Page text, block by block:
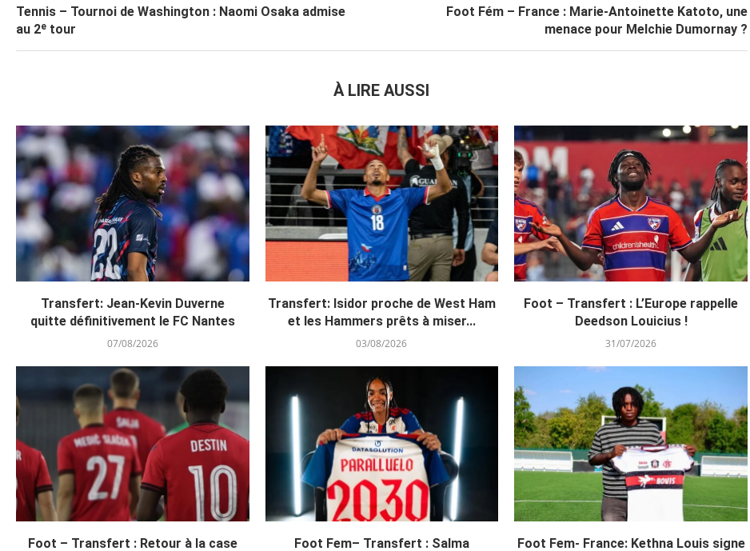
Tennis – Tournoi de Washington : Naomi Osaka admise
au 2ᵉ tour
Foot Fém – France : Marie-Antoinette Katoto, une
menace pour Melchie Dumornay ?
À LIRE AUSSI
Transfert: Jean-Kevin Duverne
quitte définitivement le FC Nantes
07/08/2026
Transfert: Isidor proche de West Ham
et les Hammers prêts à miser...
03/08/2026
Foot – Transfert : L’Europe rappelle
Deedson Louicius !
31/07/2026
Foot – Transfert : Retour à la case Foot Fem– Transfert : Salma Foot Fem- France: Kethna Louis signe